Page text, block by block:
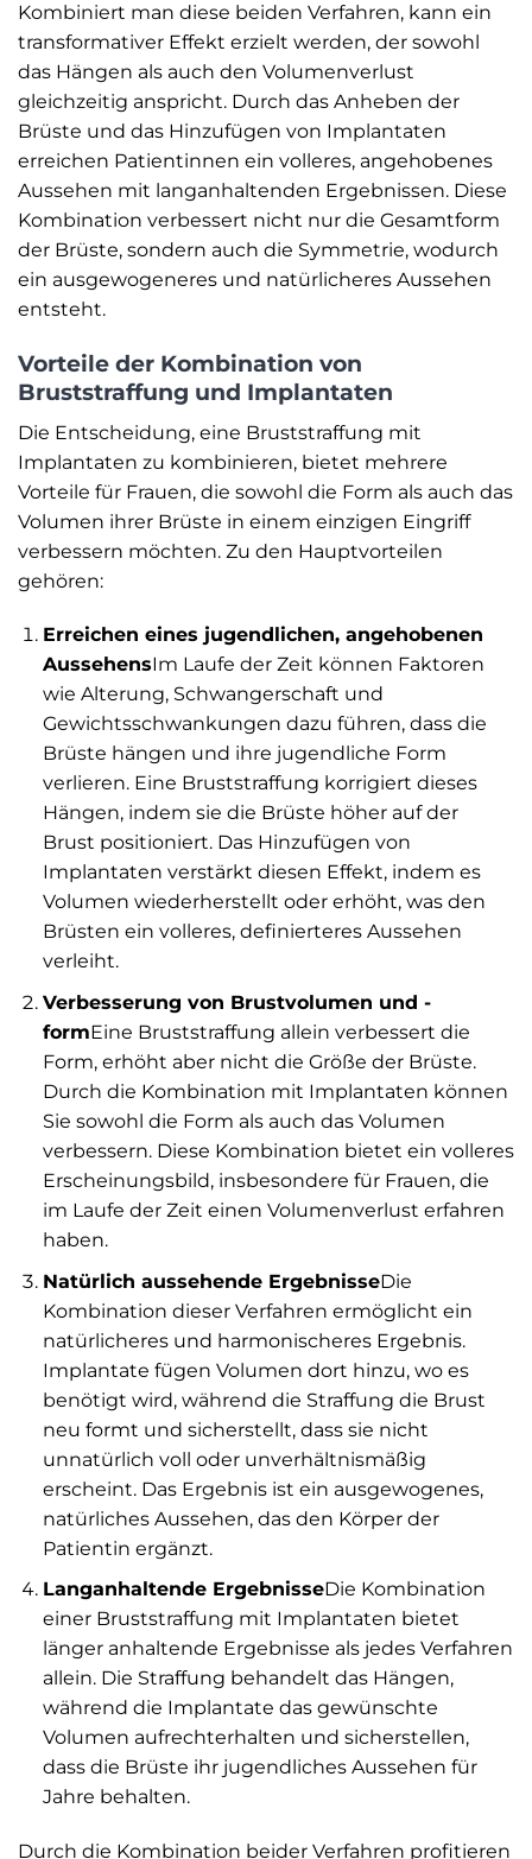
Kombiniert man diese beiden Verfahren, kann ein
transformativer Effekt erzielt werden, der sowohl
das Hängen als auch den Volumenverlust
gleichzeitig anspricht. Durch das Anheben der
Brüste und das Hinzufügen von Implantaten
erreichen Patientinnen ein volleres, angehobenes
Aussehen mit langanhaltenden Ergebnissen. Diese
Kombination verbessert nicht nur die Gesamtform
der Brüste, sondern auch die Symmetrie, wodurch
ein ausgewogeneres und natürlicheres Aussehen
entsteht.
Vorteile der Kombination von
Bruststraffung und Implantaten
Die Entscheidung, eine Bruststraffung mit
Implantaten zu kombinieren, bietet mehrere
Vorteile für Frauen, die sowohl die Form als auch das
Volumen ihrer Brüste in einem einzigen Eingriff
verbessern möchten. Zu den Hauptvorteilen
gehören:
Erreichen eines jugendlichen, angehobenen
AussehensIm Laufe der Zeit können Faktoren
wie Alterung, Schwangerschaft und
Gewichtsschwankungen dazu führen, dass die
Brüste hängen und ihre jugendliche Form
verlieren. Eine Bruststraffung korrigiert dieses
Hängen, indem sie die Brüste höher auf der
Brust positioniert. Das Hinzufügen von
Implantaten verstärkt diesen Effekt, indem es
Volumen wiederherstellt oder erhöht, was den
Brüsten ein volleres, definierteres Aussehen
verleiht.
Verbesserung von Brustvolumen und -
formEine Bruststraffung allein verbessert die
Form, erhöht aber nicht die Größe der Brüste.
Durch die Kombination mit Implantaten können
Sie sowohl die Form als auch das Volumen
verbessern. Diese Kombination bietet ein volleres
Erscheinungsbild, insbesondere für Frauen, die
im Laufe der Zeit einen Volumenverlust erfahren
haben.
Natürlich aussehende ErgebnisseDie
Kombination dieser Verfahren ermöglicht ein
natürlicheres und harmonischeres Ergebnis.
Implantate fügen Volumen dort hinzu, wo es
benötigt wird, während die Straffung die Brust
neu formt und sicherstellt, dass sie nicht
unnatürlich voll oder unverhältnismäßig
erscheint. Das Ergebnis ist ein ausgewogenes,
natürliches Aussehen, das den Körper der
Patientin ergänzt.
Langanhaltende ErgebnisseDie Kombination
einer Bruststraffung mit Implantaten bietet
länger anhaltende Ergebnisse als jedes Verfahren
allein. Die Straffung behandelt das Hängen,
während die Implantate das gewünschte
Volumen aufrechterhalten und sicherstellen,
dass die Brüste ihr jugendliches Aussehen für
Jahre behalten.
Durch die Kombination beider Verfahren profitieren